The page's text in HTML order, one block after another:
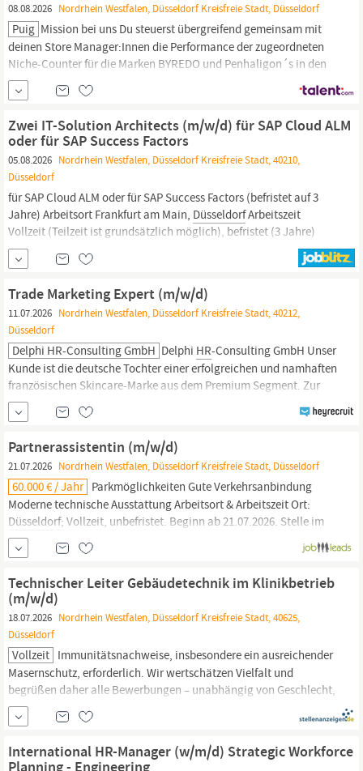
08.08.2026 Nordrhein Westfalen, Düsseldorf Kreisfreie Stadt, Düsseldorf
Puig Mission bei uns Du steuerst übergreifend gemeinsam mit
deinen Store Manager:Innen die Performance der zugeordneten
Niche-Counter für die Marken BYREDO und Penhaligon´s in den
Städten
Düsseldorf
Umsatzentwicklung und relevante Kennzahlen. Du analysierst
Zwei IT-Solution Architects (m/w/d) für SAP Cloud ALM
oder für SAP Success Factors
05.08.2026 Nordrhein Westfalen, Düsseldorf Kreisfreie Stadt, 40210,
Düsseldorf
für SAP Cloud ALM oder für SAP Success Factors (befristet auf 3
Jahre) Arbeitsort Frankfurt am Main, DüsseldorfArbeitszeit
Vollzeit (Teilzeit ist grundsätzlich möglich), befristet (3 Jahre)
Beginn ab sofort Stellen-ID 2026 0531 02 Der Zentralbereich
Informationstechnologie der Deutschen Bundesbank mit rund
Trade Marketing Expert (m/w/d)
11.07.2026 Nordrhein Westfalen, Düsseldorf Kreisfreie Stadt, 40212,
Düsseldorf
Delphi HR-Consulting GmbH Delphi HR-Consulting GmbH Unser
Kunde ist die deutsche Tochter einer erfolgreichen und namhaften
französischen Skincare-Marke aus dem Premium Segment. Zur
Umsetzung der globalen Markenstrategie suchen wir eine/n Trade
Marketing Manager/in mit Affinität zum Key Account
Ihre Aufgaben Entwicklung von Trade
Partnerassistentin (m/w/d)
21.07.2026 Nordrhein Westfalen, Düsseldorf Kreisfreie Stadt, Düsseldorf
60.000 € / Jahr Parkmöglichkeiten Gute Verkehrsanbindung
Moderne technische Ausstattung Arbeitsort & Arbeitszeit Ort:
Düsseldorf; Vollzeit, unbefristet. Beginn ab 21.07.2026. Stelle im
Rahmen der Arbeitnehmerüberlassung. #J-18808-Ljbffr
Technischer Leiter Gebäudetechnik im Klinikbetrieb
(m/w/d)
18.07.2026 Nordrhein Westfalen, Düsseldorf Kreisfreie Stadt, 40625,
Düsseldorf
Vollzeit Immunitätsnachweise, insbesondere ein ausreichender
Masernschutz, erforderlich. Wir wertschätzen Vielfalt und
begrüßen daher alle Bewerbungen – unabhängig von Geschlecht,
Nationalität, ethnischer und sozialer Herkunft, Religion /
Weltanschauung, Behinderung, Alter sowie sexueller
Orientierung und Identität. Wir bieten jedem Kandidaten /
Mitarbeiter gerne das Du an und haben unser digitalesHR-System
International HR-Manager (w/m/d) Strategic Workforce
Planning - Engineering